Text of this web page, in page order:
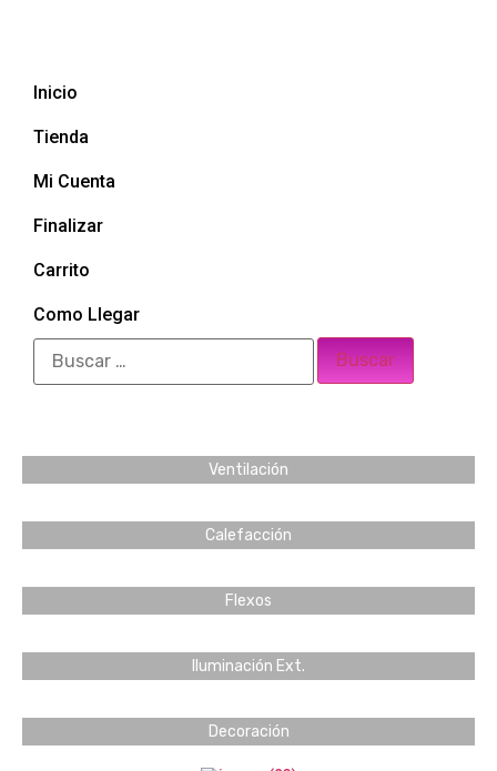
Inicio
Tienda
Mi Cuenta
Finalizar
Carrito
Como Llegar
Ventilación
Calefacción
Flexos
Iluminación Ext.
Decoración